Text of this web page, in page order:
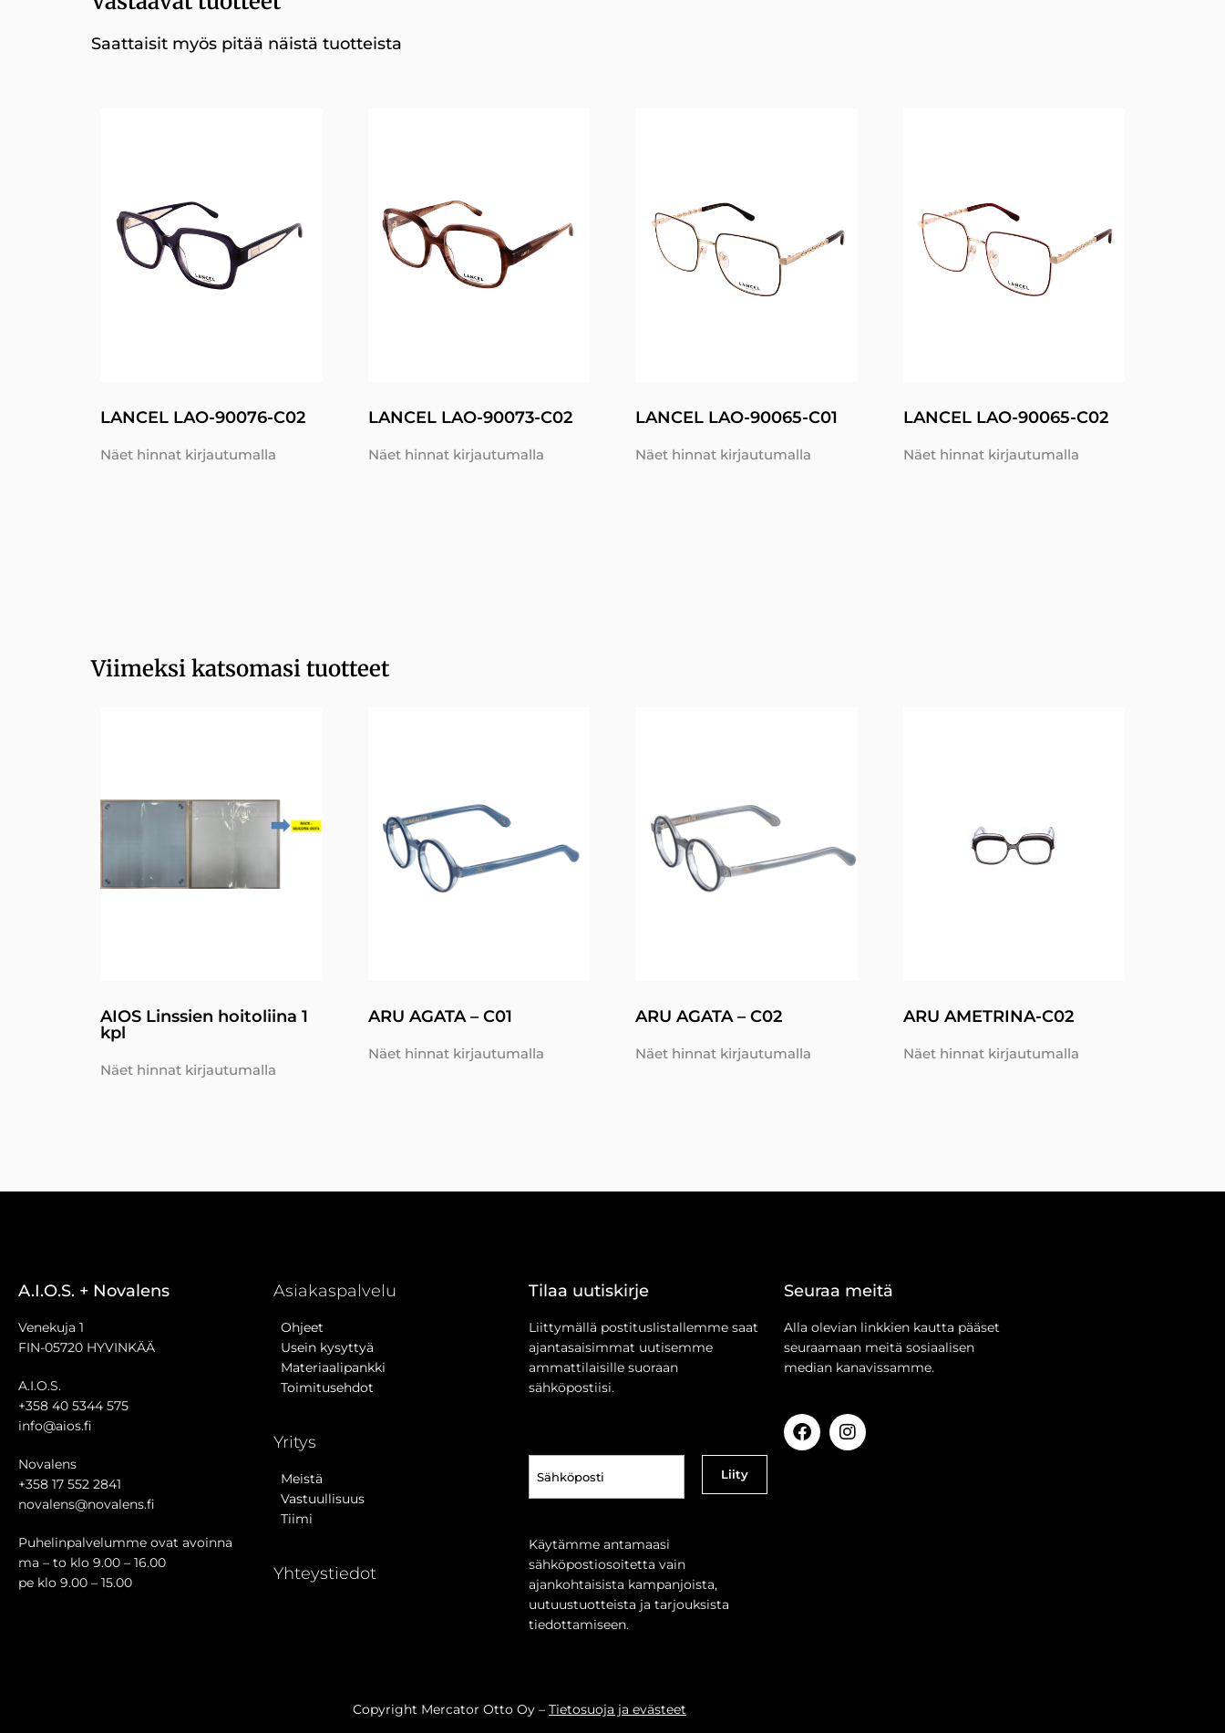
Saattaisit myös pitää näistä tuotteista
LANCEL LAO-90076-C02
Näet hinnat kirjautumalla
LANCEL LAO-90073-C02
Näet hinnat kirjautumalla
LANCEL LAO-90065-C01
Näet hinnat kirjautumalla
LANCEL LAO-90065-C02
Näet hinnat kirjautumalla
Viimeksi katsomasi tuotteet
AIOS Linssien hoitoliina 1
kpl
Näet hinnat kirjautumalla
ARU AGATA – C01
Näet hinnat kirjautumalla
ARU AGATA – C02
Näet hinnat kirjautumalla
ARU AMETRINA-C02
Näet hinnat kirjautumalla
A.I.O.S. + Novalens
Venekuja 1
FIN-05720 HYVINKÄÄ
A.I.O.S.
+358 40 5344 575
info@aios.fi
Novalens
+358 17 552 2841
novalens@novalens.fi
Puhelinpalvelumme ovat avoinna
ma – to klo 9.00 – 16.00
pe klo 9.00 – 15.00
Asiakaspalvelu
Ohjeet
Usein kysyttyä
Materiaalipankki
Toimitusehdot
Yritys
Meistä
Vastuullisuus
Tiimi
Yhteystiedot
Tilaa uutiskirje
Liittymällä postituslistallemme saat
ajantasaisimmat uutisemme
ammattilaisille suoraan
sähköpostiisi.
(Pakollinen)
Käytämme antamaasi
sähköpostiosoitetta vain
ajankohtaisista kampanjoista,
uutuustuotteista ja tarjouksista
tiedottamiseen.
Seuraa meitä
Alla olevian linkkien kautta pääset
seuraamaan meitä sosiaalisen
median kanavissamme.
Copyright Mercator Otto Oy – Tietosuoja ja evästeet